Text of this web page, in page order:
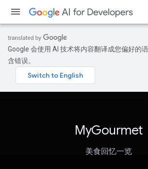
Google 会使用 AI 技术将内容翻译成您偏好的
含错误。
MyGourmet
美食回忆一览